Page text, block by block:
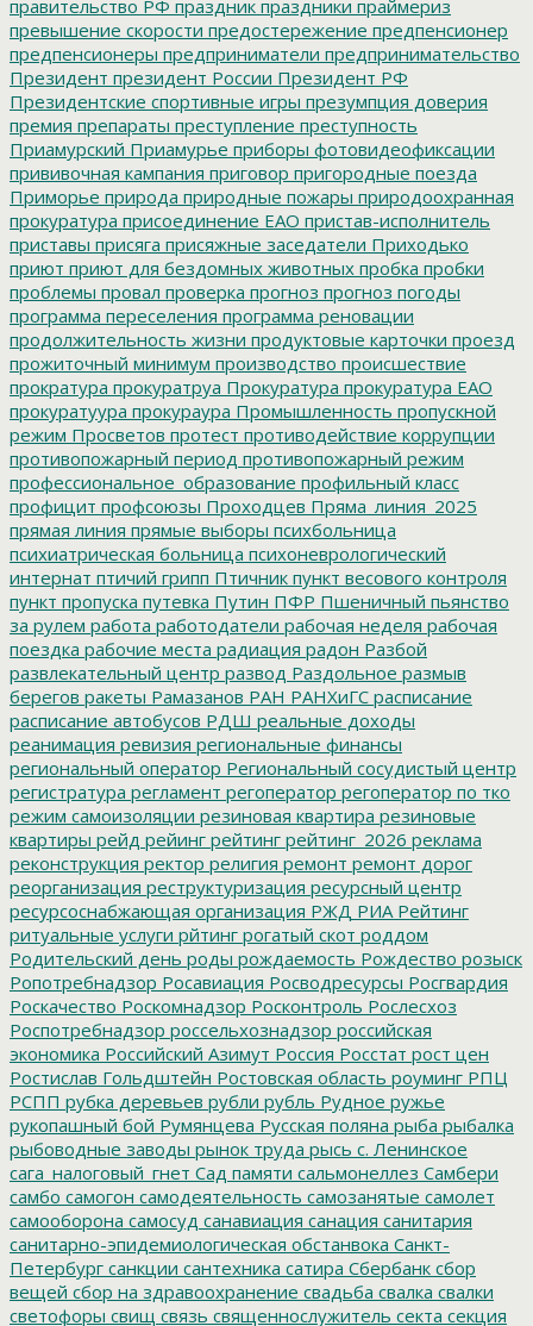
правительство РФ праздник праздники праймериз
превышение скорости предостережение предпенсионер
предпенсионеры предприниматели предпринимательство
Президент президент России Президент РФ
Президентские спортивные игры презумпция доверия
премия препараты преступление преступность
Приамурский Приамурье приборы фотовидеофиксации
прививочная кампания приговор пригородные поезда
Приморье природа природные пожары природоохранная
прокуратура присоединение ЕАО пристав-исполнитель
приставы присяга присяжные заседатели Приходько
приют приют для бездомных животных пробка пробки
проблемы провал проверка прогноз прогноз погоды
программа переселения программа реновации
продолжительность жизни продуктовые карточки проезд
прожиточный минимум производство происшествие
прократура прокуратруа Прокуратура прокуратура ЕАО
прокуратуура прокураура Промышленность пропускной
режим Просветов протест противодействие коррупции
противопожарный период противопожарный режим
профессиональное_образование профильный класс
профицит профсоюзы Проходцев Пряма_линия_2025
прямая линия прямые выборы психбольница
психиатрическая больница психоневрологический
интернат птичий грипп Птичник пункт весового контроля
пункт пропуска путевка Путин ПФР Пшеничный пьянство
за рулем работа работодатели рабочая неделя рабочая
поездка рабочие места радиация радон Разбой
развлекательный центр развод Раздольное размыв
берегов ракеты Рамазанов РАН РАНХиГС расписание
расписание автобусов РДШ реальные доходы
реанимация ревизия региональные финансы
региональный оператор Региональный сосудистый центр
регистратура регламент регоператор регоператор по тко
режим самоизоляции резиновая квартира резиновые
квартиры рейд рейинг рейтинг рейтинг_2026 реклама
реконструкция ректор религия ремонт ремонт дорог
реорганизация реструктуризация ресурсный центр
ресурсоснабжающая организация РЖД РИА Рейтинг
ритуальные услуги рйтинг рогатый скот роддом
Родительский день роды рождаемость Рождество розыск
Ропотребнадзор Росавиация Росводресурсы Росгвардия
Роскачество Роскомнадзор Росконтроль Рослесхоз
Роспотребнадзор россельхознадзор российская
экономика Российский Азимут Россия Росстат рост цен
Ростислав Гольдштейн Ростовская область роуминг РПЦ
РСПП рубка деревьев рубли рубль Рудное ружье
рукопашный бой Румянцева Русская поляна рыба рыбалка
рыбоводные заводы рынок труда рысь с. Ленинское
сага_налоговый_гнет Сад памяти сальмонеллез Самбери
самбо самогон самодеятельность самозанятые самолет
самооборона самосуд санавиация санация санитария
санитарно-эпидемиологическая обстанвока Санкт-
Петербург санкции сантехника сатира Сбербанк сбор
вещей сбор на здравоохранение свадьба свалка свалки
светофоры свищ связь священнослужитель секта секция